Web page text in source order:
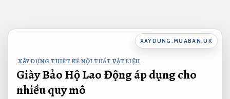
nội
XAYDUNG.MUABAN.UK
XÂY DỰNG THIẾT KẾ NỘI THẤT VẬT LIỆU
Giày Bảo Hộ Lao Động áp dụng cho
nhiều quy mô